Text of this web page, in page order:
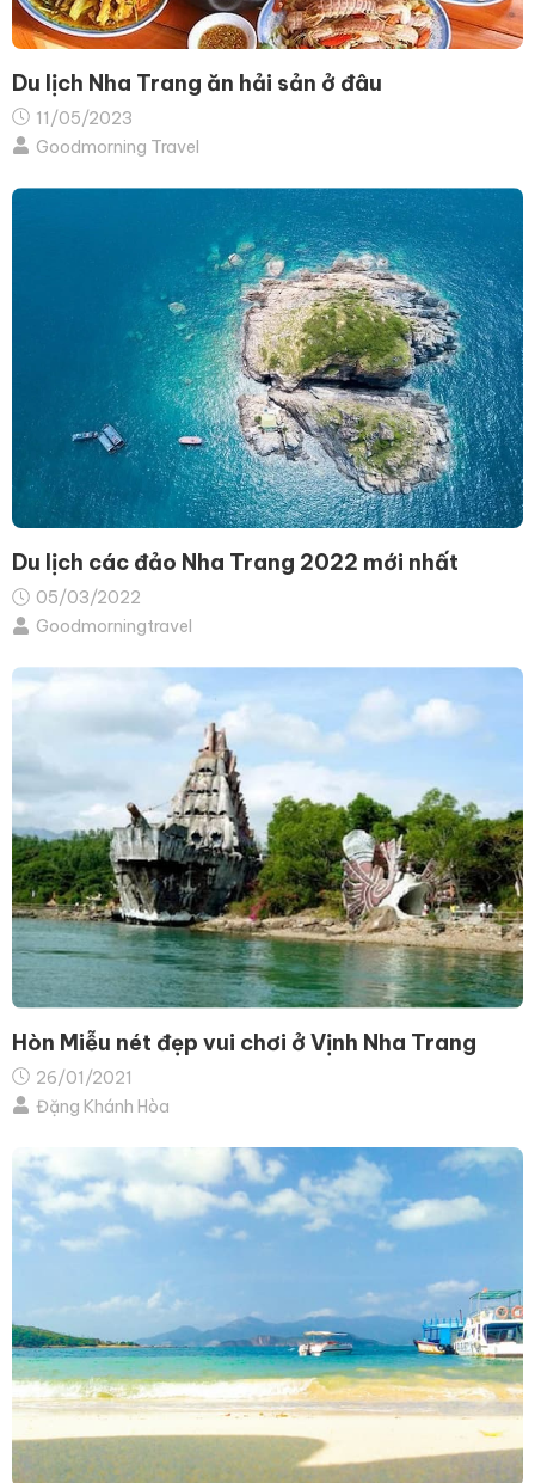
Du lịch Nha Trang ăn hải sản ở đâu
11/05/2023
Goodmorning Travel
Du lịch các đảo Nha Trang 2022 mới nhất
05/03/2022
Goodmorningtravel
Hòn Miễu nét đẹp vui chơi ở Vịnh Nha Trang
26/01/2021
Đặng Khánh Hòa